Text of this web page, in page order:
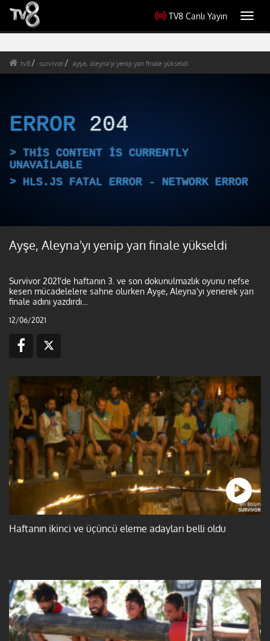
TV8 Canlı Yayın
tv8 survivor ayşe, aleyna'yı yenip yarı finale yükseldi
ERROR 204
THIS CONTENT IS CURRENTLY
UNAVAILABLE
HLS.JS FATAL ERROR - NETWORK ERROR
Ayşe, Aleyna'yı yenip yarı finale yükseldi
Survivor 2021'de haftanın 3. ve son dokunulmazlık oyunu nefse
kesen mücadelelere sahne olurken Ayşe, Aleyna'yı yenerek yarı
finale adını yazdırdı...
12/06/2021
Haftanın ikinci ve üçüncü eleme adayları belli oldu